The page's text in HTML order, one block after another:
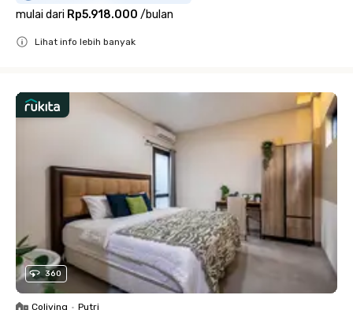
mulai dari Rp5.918.000 /bulan
Lihat info lebih banyak
360
Coliving • Putri